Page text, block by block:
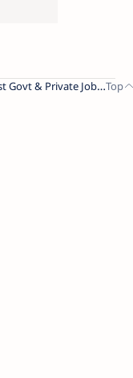
Govt & Private Jobs .